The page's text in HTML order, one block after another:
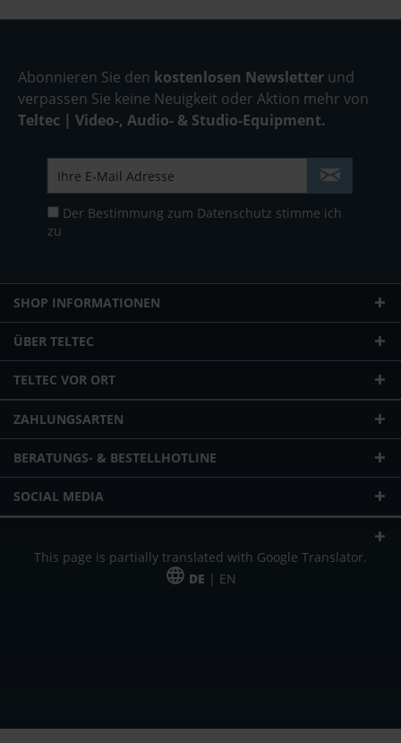
Abonnieren Sie den kostenlosen Newsletter und
verpassen Sie keine Neuigkeit oder Aktion mehr von
Teltec | Video-, Audio- & Studio-Equipment.
Der Bestimmung zum Datenschutz stimme ich
zu
SHOP INFORMATIONEN
ÜBER TELTEC
TELTEC VOR ORT
ZAHLUNGSARTEN
BERATUNGS- & BESTELLHOTLINE
SOCIAL MEDIA
This page is partially translated with Google Translator.
DE | EN